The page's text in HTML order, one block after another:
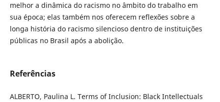
melhor a dinâmica do racismo no âmbito do trabalho em
sua época; elas também nos oferecem reflexões sobre a
longa história do racismo silencioso dentro de instituições
públicas no Brasil após a abolição.
Referências
ALBERTO, Paulina L. Terms of Inclusion: Black Intellectuals